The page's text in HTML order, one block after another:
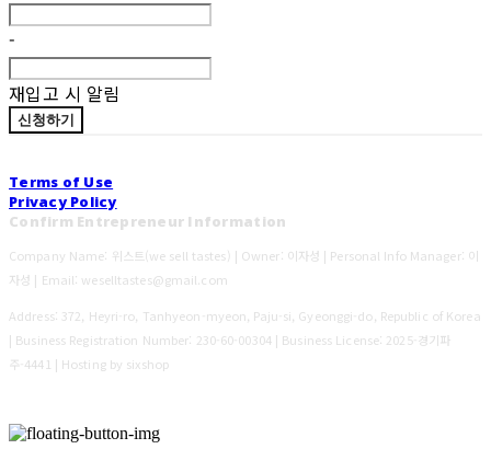
-
재입고 시 알림
신청하기
Terms of Use
Privacy Policy
Confirm Entrepreneur Information
Company Name: 위스트(we sell tastes) | Owner: 이자성 | Personal Info Manager: 이
자성 | Email: weselltastes@gmail.com
Address: 372, Heyri-ro, Tanhyeon-myeon, Paju-si, Gyeonggi-do, Republic of Korea
| Business Registration Number: 230-60-00304| Business License: 2025-경기파
주-4441 | Hosting by sixshop